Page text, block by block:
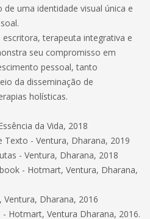
uma identidade visual única e
terapeuta integrativa e
seu compromisso em
pessoal, tanto
da disseminação de
holísticas.
da Vida, 2018
- Ventura, Dharana, 2019
- Ventura, Dharana, 2018
- Hotmart, Ventura, Dharana,
Dharana, 2016
Hotmart, Ventura Dharana, 2016.